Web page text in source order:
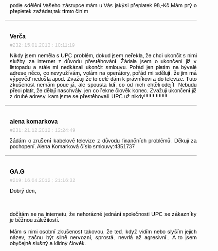
podle sdělění Vašeho zástupce mám u Vás jakýsi přeplatek 98,-Kč,Mám prý o
přepletek zažádat,tak tímto činím
Verča
#232: 15.01.2013 ; 10:11:19
Nikdy jsem neměla s UPC problém, dokud jsem neřekla, že chci ukončit s nimi
služby za internet z důvodu přestěhování. Žádala jsem o ukončení již v
listopadu a stále mi nedkázali ukončit smlouvu. Pořád jen platím na bývalé
adrese něco, co nevyužívám, volám na operátory, pořád mi sdělují, že jim má
výpověď nedošla apod. Zvažuji že to celé dám k právníkovi a do televize. Tuto
zkušenost nemám poue já, ale spousta lidí, co od nich chtěli odejít. Nebudu
přeci platit, že dělají naschvály, jen co řekne člověk konec. Zvažuji ukončení již
z druhé adresy, kam jsme se přestěhovali. UPC už nikdy!!!!!!!!!!!!!!!!
alena komarkova
#231: 21.12.2012 ; 12:24:49
žádám o zrušení kabelové televize z důvodu finančních problémů. Děkuji za
pochopení. Alena Komarková číslo smlouvy:4351737
GA.G
#219: 16.04.2012 ; 21:16:32
Dobrý den,
dočítám se na internetu, že nehorázné jednání společnosti UPC se zákazníky
je běžnou záležitostí.
Mám s nimi osobní zkušenost takovou, že teď, když vidím nebo slyším jejich
název, začnu být silně nervozní, sprostá, nevrlá až agresivní.. A to jsem
obyčejně slušný a klidný člověk.